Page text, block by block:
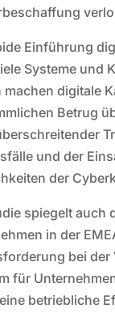
Einführung
Systeme und
machen digitale
Betrug
und der
der
spiegelt auch
in der
bei
für
betriebliche